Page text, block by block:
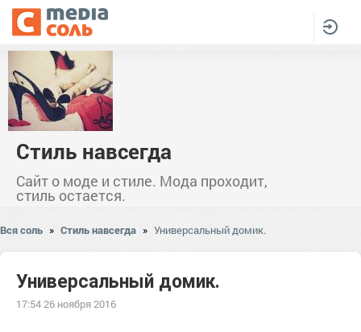
Стиль навсегда
Сайт о моде и стиле. Мода проходит,
стиль остается.
Вся соль » Стиль навсегда » Универсальный домик.
Универсальный домик.
17:54 26 ноября 2016